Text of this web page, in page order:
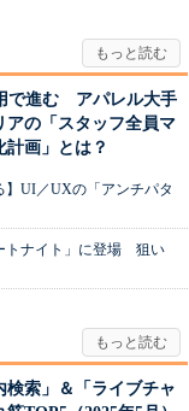
で進む アパレル大手
アの「スタッフ全員マ
計画」とは？
】UI／UXの「アンチパタ
トナイト」に登場 狙い
検索」＆「ライブチャ